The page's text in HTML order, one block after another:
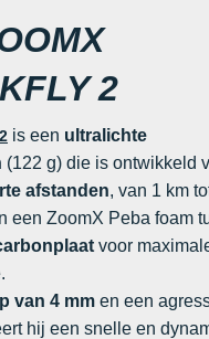
2
is een ultralichte
(122 g) die is ontwikkeld
afstanden, van 1 km
een ZoomX Peba foam
voor
van 4 mm en een
hij een snelle en